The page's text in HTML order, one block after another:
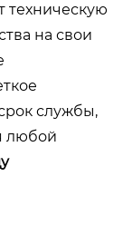
техническую
на свои
службы,
любой